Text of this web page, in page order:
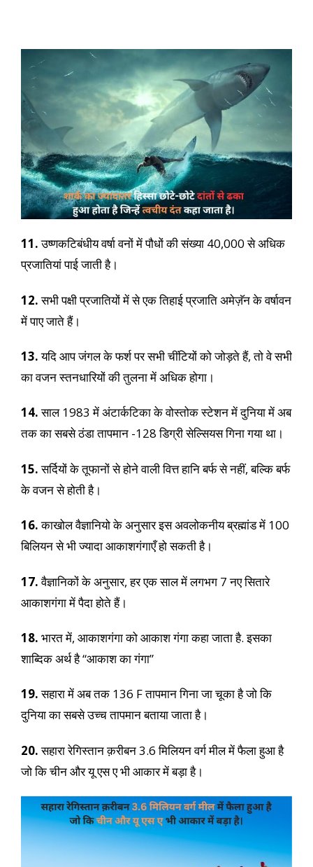
11.उष्णकटिबंधीय वर्षा वनों में पौधों की संख्या 40,000 से अधिक
प्रजातियां पाई जाती है।
12.सभी पक्षी प्रजातियों में से एक तिहाई प्रजाति अमेज़ॅन के वर्षावन
में पाए जाते हैं।
13.यदि आप जंगल के फर्श पर सभी चींटियों को जोड़ते हैं, तो वे सभी
का वजन स्तनधारियों की तुलना में अधिक होगा।
14.साल 1983 में अंटार्कटिका के वोस्तोक स्टेशन में दुनिया में अब
तक का सबसे ठंडा तापमान -128 डिग्री सेल्सियस गिना गया था।
15.सर्दियों के तूफानों से होने वाली वित्त हानि बर्फ से नहीं, बल्कि बर्फ
के वजन से होती है।
16.काखोल वैज्ञानियो के अनुसार इस अवलोकनीय ब्रह्मांड में 100
बिलियन से भी ज्यादा आकाशगंगाएँ हो सकती है।
17.वैज्ञानिकों के अनुसार, हर एक साल में लगभग 7 नए सितारे
आकाशगंगा में पैदा होते हैं।
18. भारत में, आकाशगंगा को आकाश गंगा कहा जाता है. इसका
शाब्दिक अर्थ है “आकाश का गंगा”
19.सहारा में अब तक 136 F तापमान गिना जा चूका है जो कि
दुनिया का सबसे उच्च तापमान बताया जाता है।
20.सहारा रेगिस्तान क़रीबन 3.6 मिलियन वर्ग मील में फैला हुआ है
जो कि चीन और यू एस ए भी आकार में बड़ा है।